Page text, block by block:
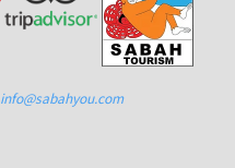
info@sabahyou.com